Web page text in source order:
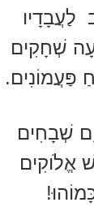
לַעֲבָדָיו
שְׁחָקִים
שְׁבָחִים